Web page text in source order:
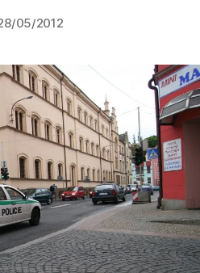
Autor
příspěvku
a
s
o
05/2012